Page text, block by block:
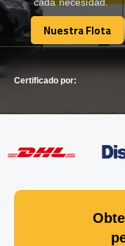
FLOTA
Nuestra Flota
Nuestra Flota
Certificado por: